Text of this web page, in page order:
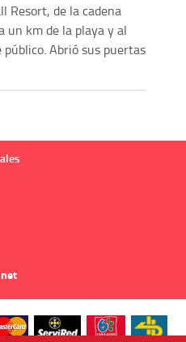
Resort, de la cadena
un km de la playa y al
Abrió sus puertas